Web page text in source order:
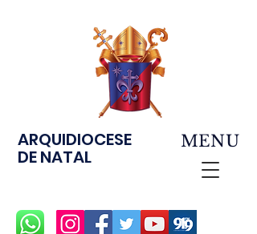
ARQUIDIOCESE
DE NATAL
MENU